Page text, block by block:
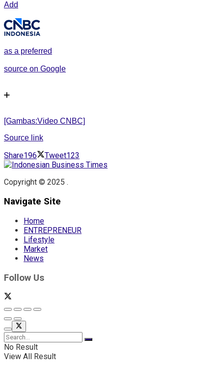
Add
as a preferred
source on Google
[Gambas:Video CNBC]
Source link
Share196 Tweet123
Copyright © 2025 .
Navigate Site
Home
ENTREPRENEUR
Lifestyle
Market
News
Follow Us
No Result
View All Result